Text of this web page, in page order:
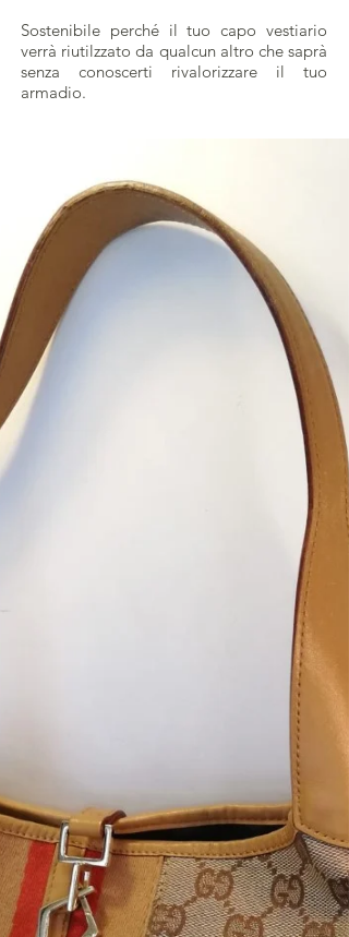
Sostenibile perché il tuo capo vestiario
verrà riutilzzato da qualcun altro che saprà
senza conoscerti rivalorizzare il tuo
armadio.